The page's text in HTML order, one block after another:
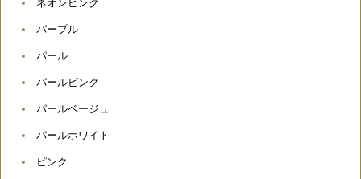
ネオンピンク
パープル
パール
パールピンク
パールベージュ
パールホワイト
ピンク